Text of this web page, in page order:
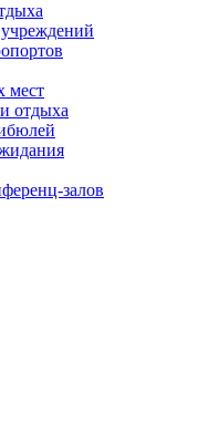
мест
отдыха
залов